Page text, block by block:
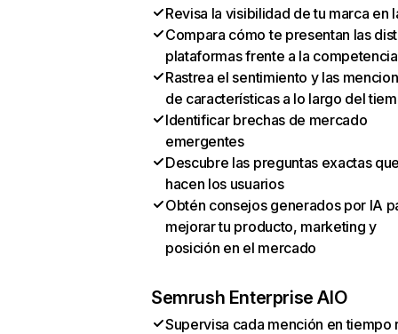
Revisa la visibilidad de tu marca en
Compara cómo te presentan las
plataformas frente a la competencia
Rastrea el sentimiento y las
de características a lo largo del
Identificar brechas de mercado
emergentes
Descubre las preguntas exactas
hacen los usuarios
Obtén consejos generados por IA
mejorar tu producto, marketing y
posición en el mercado
Semrush Enterprise AIO
Supervisa cada mención en tiempo